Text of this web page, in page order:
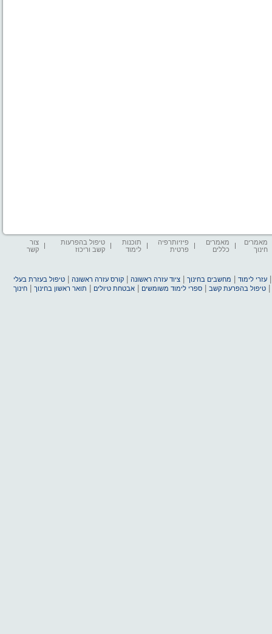
מאמרים
חינוך
מאמרים
כללים
פיזיותרפיה
פרטית
תוכנות
לימוד
טיפול בהפרעות
קשב וריכוז
צור
קשר
עזרי לימוד מחשבים בחינוך |ציוד עזרה ראשונה |קורס עזרה ראשונה |טיפול בעזרת בעלי
|טיפול בהפרעת קשב |ספרי לימוד משומשים |אבטחת טיולים תואר ראשון בחינוך |חינוך